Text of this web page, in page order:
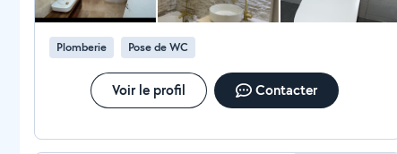
Plomberie Pose de WC
Voir le profil Contacter